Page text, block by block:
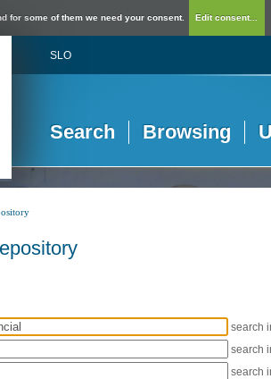
for some of them we need your consent. Edit consent...
SLO
Search Browsing
search
search
search